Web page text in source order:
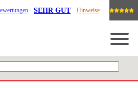
SEHR GUT Hinweise